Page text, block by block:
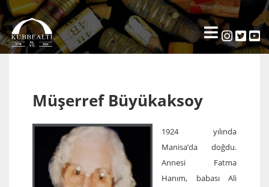
Müşerref Büyükaksoy
1924 yılında
Manisa’da doğdu.
Annesi Fatma
Hanım, babası Ali